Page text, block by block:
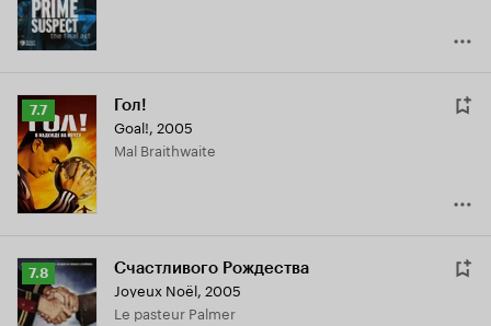
Рейтинг
Кинопоиска
7.7
7.7 Гол!
Goal!, 2005
Mal Braithwaite
Рейтинг
Кинопоиска
7.8
7.8 Счастливого Рождества
Joyeux Noël, 2005
le pasteur Palmer